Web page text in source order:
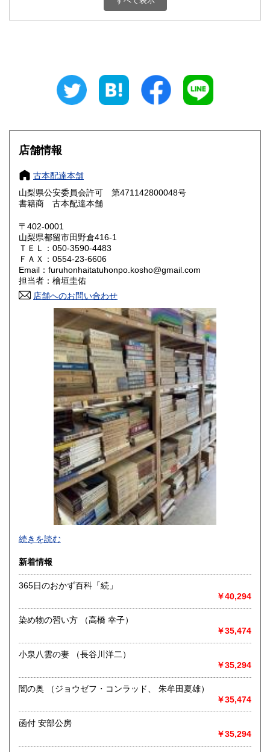
800円 三重県
大阪府
奈良県
鳥取県 800円 島根県
岡山県
山口県 800円
香川県 800円 愛媛県
高知県 800円
800円 長崎県
800円 大分県
800円 鹿児島県
1,500円
店舗情報
古本配達本舗
山梨県公安委員会許可 第471142800048号
書籍商 古本配達本舗
〒402-0001
山梨県都留市田野倉416-1
ＴＥＬ：050-3590-4483
ＦＡＸ：0554-23-6606
Email：furuhonhaitatuhonpo.kosho@gmail.com
担当者：檜垣圭佑
店舗へのお問い合わせ
-
沿線名：-
最寄駅：-
営業時間：-
定休日：-
書籍の買取について
取り扱い分野
総記、哲学宗教、歴史、社会科学、自然科学、美術工芸、国
語国文、外国文学、古典籍、近代文献、趣味、外国書、サブ
カルチャー、古書一般（その他）
続きを読む
新着情報
365日のおかず百科「続」
￥40,294
染め物の習い方 （高橋 幸子）
￥35,474
小泉八雲の妻 （長谷川洋二）
￥35,294
闇の奥 （ジョウゼフ・コンラッド、 朱牟田夏雄）
￥35,474
函付 安部公房
￥35,294